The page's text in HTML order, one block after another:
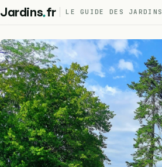
Jardins.fr LE GUIDE DES JARDINS